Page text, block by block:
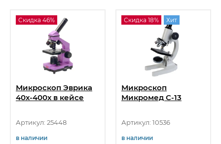
Скидка 46%
Микроскоп Эврика
40х-400х в кейсе
Артикул: 25448
в наличии
Скидка 18% Хит
Микроскоп
Микромед С-13
Артикул: 10536
в наличии